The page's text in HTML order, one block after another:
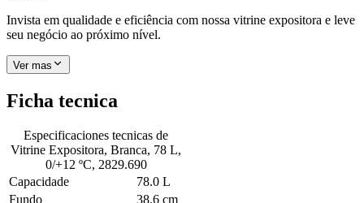
Invista em qualidade e eficiência com nossa vitrine expositora e leve
seu negócio ao próximo nível.
Ver mas
Ficha tecnica
Especificaciones tecnicas de
Vitrine Expositora, Branca, 78 L,
0/+12 ºC, 2829.690
Capacidade
78.0 L
Fundo
38.6 cm